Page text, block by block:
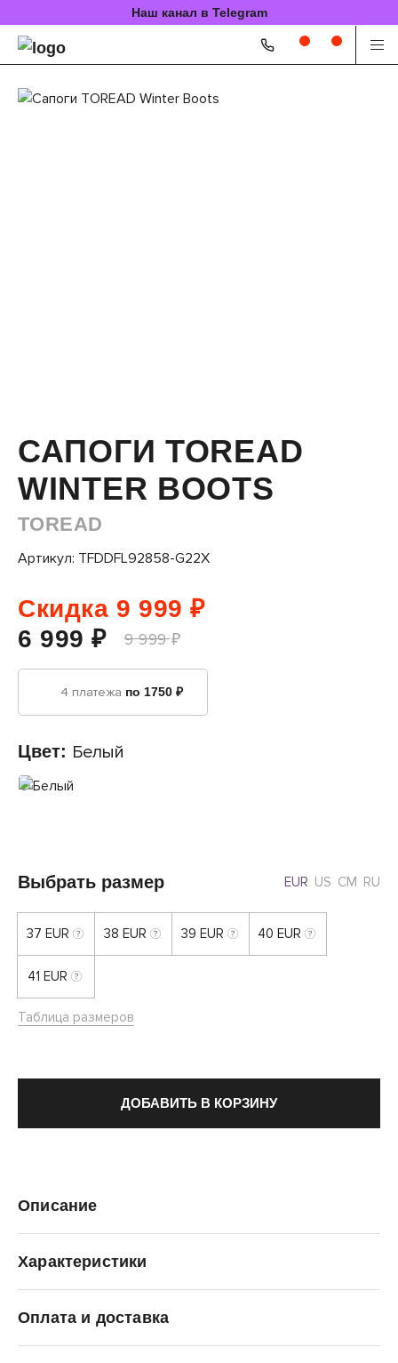
Наш канал в Telegram
САПОГИ TOREAD
WINTER BOOTS
TOREAD
Артикул: TFDDFL92858-G22X
Скидка 9 999 ₽
6 999 ₽
9 999 ₽
4 платежа по 1750 ₽
Цвет: Белый
Выбрать размер EUR US CM RU
37 EUR 38 EUR 39 EUR 40 EUR
41 EUR
Таблица размеров
ДОБАВИТЬ В КОРЗИНУ
Описание
Характеристики
Оплата и доставка